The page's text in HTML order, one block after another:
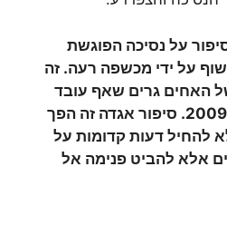
על נסיכה הפוגשת
על ידי מכשפה רעה. זה
האחים גרים שאף עובד
לסרט של דיסני בשנת 2009. סיפור אגדה זה הפך
להחיל דעות קדומות על
אלא להביט פנימה אל